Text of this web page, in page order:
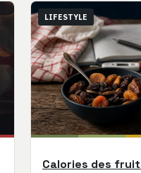
LIFESTYLE
Calories des